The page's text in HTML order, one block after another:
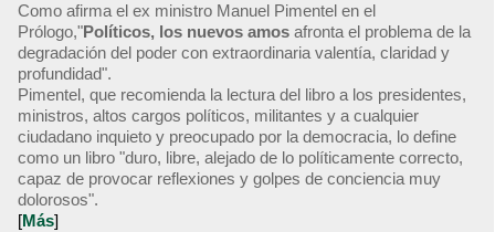
Como afirma el ex ministro Manuel Pimentel en el
Prólogo,"Políticos, los nuevos amos afronta el problema de la
degradación del poder con extraordinaria valentía, claridad y
profundidad".
Pimentel, que recomienda la lectura del libro a los presidentes,
ministros, altos cargos políticos, militantes y a cualquier
ciudadano inquieto y preocupado por la democracia, lo define
como un libro "duro, libre, alejado de lo políticamente correcto,
capaz de provocar reflexiones y golpes de conciencia muy
dolorosos".
[Más]